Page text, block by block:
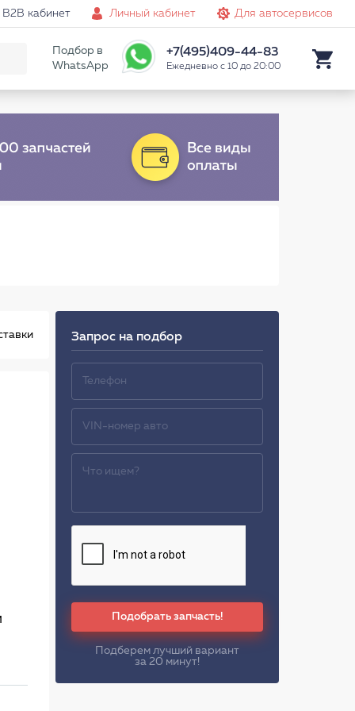
B2B кабинет Личный кабинет Для автосервисов
Подбор в
WhatsApp
+7(495)409-44-83
Ежедневно с 10 до 20:00
Запрос на подбор
Подобрать запчасть!
Подберем лучший вариант
за 20 минут!